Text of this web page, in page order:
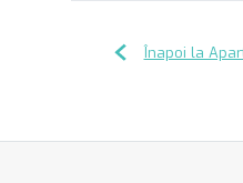
Înapoi la